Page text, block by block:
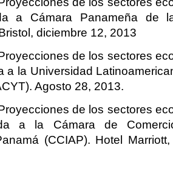
a Cámara Panameña de
diciembre 12, 2013
de los sectores
a la Universidad
Agosto 28, 2013.
de los sectores
a la Cámara de
(CCIAP). Hotel